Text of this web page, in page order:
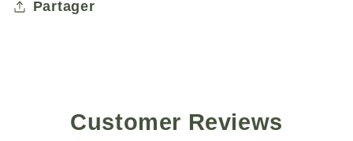
Partager
Customer Reviews